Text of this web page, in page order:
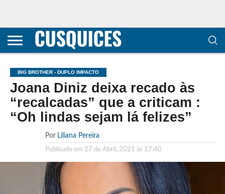
CONTACTOS
HOME
POLÍTICA DE
E COOKIES
SOBRE
TERMOS E
TRANSPARÊNCIA
METODOLOGIA
BIG BROTHER - DUPLO IMPACTO
Joana Diniz deixa recado às
“recalcadas” que a criticam :
“Oh lindas sejam lá felizes”
Por Liliana Pereira
Publicado em 27 de Abril, 2021 às 17:40